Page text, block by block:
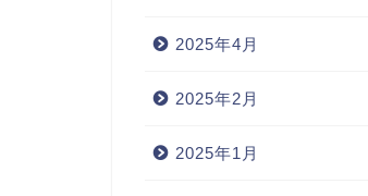
2025年4月
2025年2月
2025年1月